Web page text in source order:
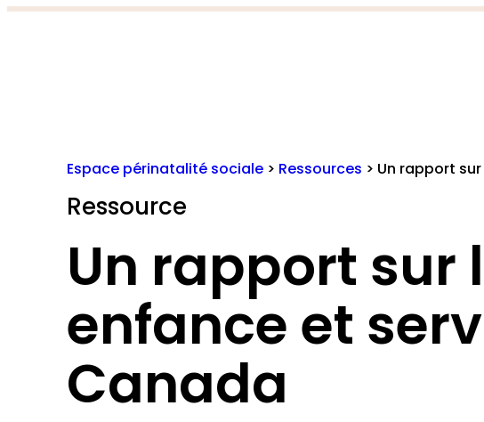
Espace périnatalité sociale > Ressources > Un rapport
Ressource
Un rapport sur
enfance et
Canada